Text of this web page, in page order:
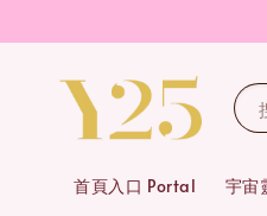
首頁入口 Portal 宇宙